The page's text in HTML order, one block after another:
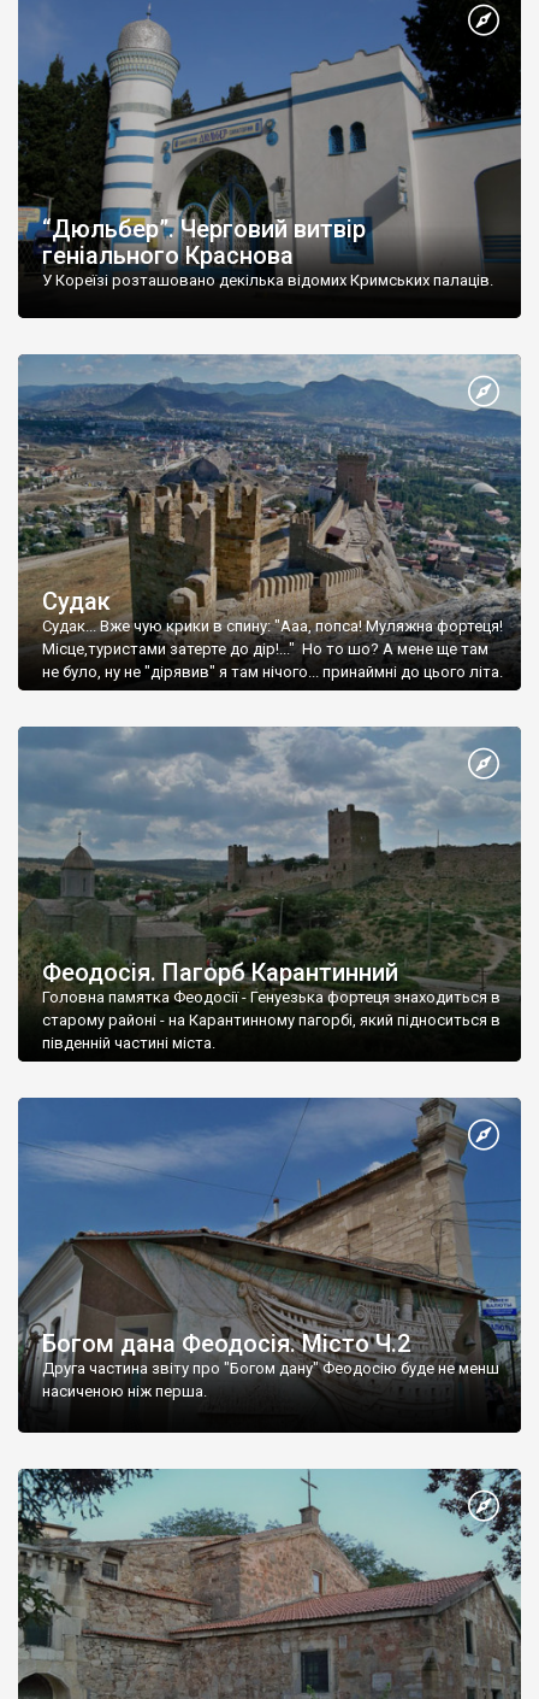
“Дюльбер”. Черговий витвір
геніального Краснова
У Кореїзі розташовано декілька відомих Кримських палаців.
Судак
Судак... Вже чую крики в спину: "Ааа, попса! Муляжна фортеця!
Місце,туристами затерте до дір!..." Но то шо? А мене ще там
не було, ну не "дірявив" я там нічого... принаймні до цього літа.
Феодосія. Пагорб Карантинний
Головна памятка Феодосії - Генуезька фортеця знаходиться в
старому районі - на Карантинному пагорбі, який підноситься в
південній частині міста.
Богом дана Феодосія. Місто Ч.2
Друга частина звіту про "Богом дану" Феодосію буде не менш
насиченою ніж перша.